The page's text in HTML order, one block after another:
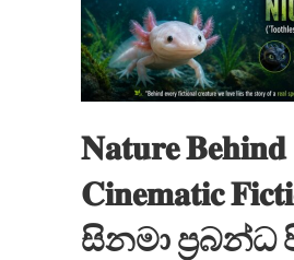
𝐍𝐚𝐭𝐮𝐫𝐞 𝐁𝐞𝐡𝐢𝐧𝐝
𝐂𝐢𝐧𝐞𝐦𝐚𝐭𝐢𝐜
සිනමා ප්‍රබන්ධ